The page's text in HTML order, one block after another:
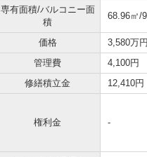
専有面積/バルコニー面
積
68.96㎡/
価格
3,580万円
管理費
4,100円
修繕積立金
12,410円
権利金 -